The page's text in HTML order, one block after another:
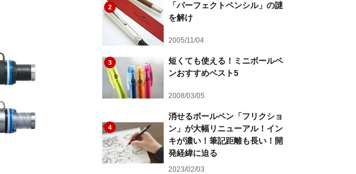
2
「パーフェクトペンシル」の謎
を解け
2005/11/04
3
短くても使える！ミニボールペ
ンおすすめベスト5
2008/03/05
4
消せるボールペン「フリクショ
ン」が大幅リニューアル！イン
キが濃い！筆記距離も長い！開
発経緯に迫る
2023/02/03